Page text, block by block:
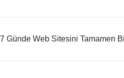
7 Günde Web Sitesini Tamamen